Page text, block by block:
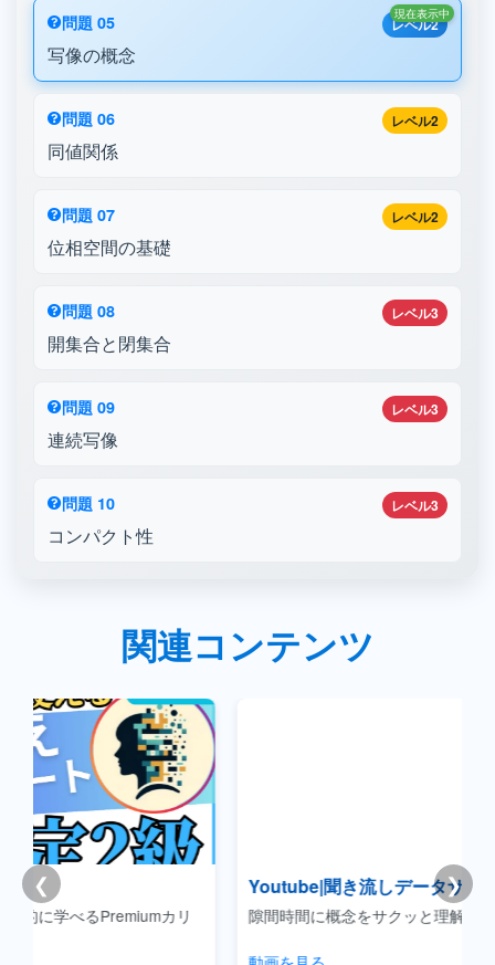
レベル2
問題 05
写像の概念
現在表示中
レベル2
問題 06
同値関係
レベル2
問題 07
位相空間の基礎
レベル3
問題 08
開集合と閉集合
レベル3
問題 09
連続写像
レベル3
問題 10
コンパクト性
関連コンテンツ
❮ ❯
Youtube|聞き流しデータサイエンス
隙間時間に概念をサクッと理解できるコンテンツです。